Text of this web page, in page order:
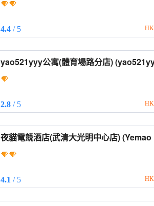
4.4 / 5
yao521yyy公寓(體育場路分店) (yao521yyy
Apartment (Tiyu Stadium Road))
2.8 / 5
夜貓電競酒店(武清大光明中心店) (Yemao E-
Sports Hotel (Wuqing Daguangming
4.1 / 5